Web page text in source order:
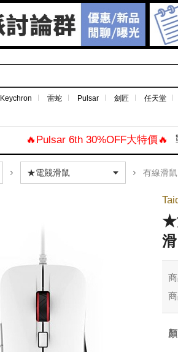
Keychron 雷蛇 Pulsar 劍匠 任天堂
🔥Pulsar 6th 30%OFF大特價🔥
有線滑鼠
★